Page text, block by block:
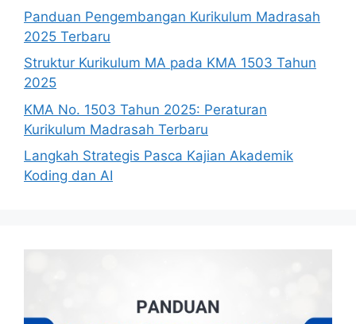
Panduan Pengembangan Kurikulum Madrasah
2025 Terbaru
Struktur Kurikulum MA pada KMA 1503 Tahun
2025
KMA No. 1503 Tahun 2025: Peraturan
Kurikulum Madrasah Terbaru
Langkah Strategis Pasca Kajian Akademik
Koding dan AI